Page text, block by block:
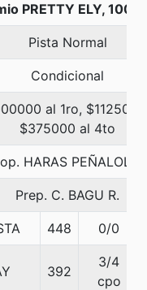
PRETTY ELY,
Pista Normal
Condicional
al 1ro,
$375000 al 4to
HARAS
Prep. C. BAGU R.
448 0/0
392
3/4
cpo